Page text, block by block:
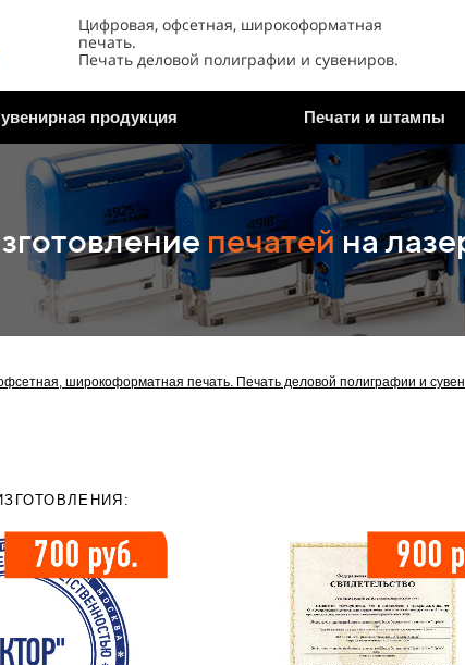
Цифровая, офсетная, широкоформатная
печать.
Печать деловой полиграфии и сувениров.
продукция Печати и штампы
печатей на
широкоформатная печать. Печать деловой полиграфии и